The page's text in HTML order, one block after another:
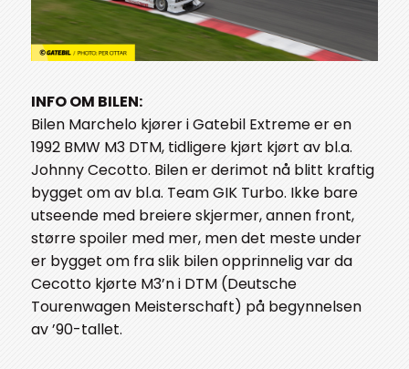
INFO OM BILEN:
Bilen Marchelo kjører i Gatebil Extreme er en
1992 BMW M3 DTM, tidligere kjørt kjørt av bl.a.
Johnny Cecotto. Bilen er derimot nå blitt kraftig
bygget om av bl.a. Team GIK Turbo. Ikke bare
utseende med breiere skjermer, annen front,
større spoiler med mer, men det meste under
er bygget om fra slik bilen opprinnelig var da
Cecotto kjørte M3’n i DTM (Deutsche
Tourenwagen Meisterschaft) på begynnelsen
av ’90-tallet.